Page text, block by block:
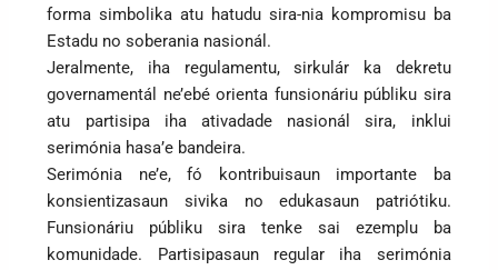
forma simbolika atu hatudu sira-nia kompromisu ba
Estadu no soberania nasionál.
Jeralmente, iha regulamentu, sirkulár ka dekretu
governamentál ne’ebé orienta funsionáriu públiku sira
atu partisipa iha ativadade nasionál sira, inklui
serimónia hasa’e bandeira.
Serimónia ne’e, fó kontribuisaun importante ba
konsientizasaun sivika no edukasaun patriótiku.
Funsionáriu públiku sira tenke sai ezemplu ba
komunidade. Partisipasaun regular iha serimónia